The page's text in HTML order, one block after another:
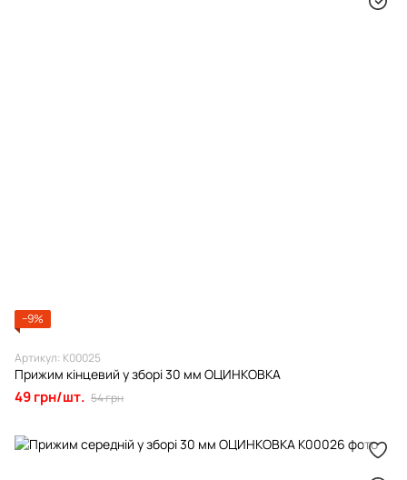
−9%
Артикул: К00025
Прижим кінцевий у зборі 30 мм ОЦИНКОВКА
49 грн/шт. 54 грн